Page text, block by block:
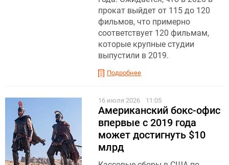
прокат выйдет от 115 до 120
фильмов, что примерно
соответствует 120 фильмам,
которые крупные студии
выпустили в 2019.
Подробнее
16 июля 2026 11:05
Американский бокс-офис
впервые с 2019 года
может достигнуть $10
млрд